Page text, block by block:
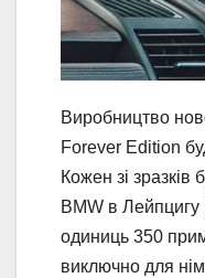
Виробництво
Forever Edition
Кожен зі зразків
BMW в Лейпцигу
одиниць 350
виключно для